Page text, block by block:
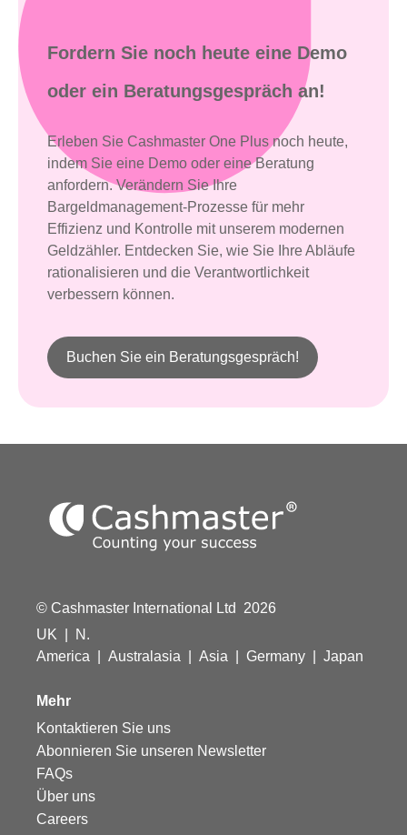
Fordern Sie noch heute eine Demo
oder ein Beratungsgespräch an!
Erleben Sie Cashmaster One Plus noch heute,
indem Sie eine Demo oder eine Beratung
anfordern. Verändern Sie Ihre
Bargeldmanagement-Prozesse für mehr
Effizienz und Kontrolle mit unserem modernen
Geldzähler. Entdecken Sie, wie Sie Ihre Abläufe
rationalisieren und die Verantwortlichkeit
verbessern können.
Buchen Sie ein Beratungsgespräch!
© Cashmaster International Ltd 2026
UK
N.
America
Australasia Asia Germany Japan
Mehr
Kontaktieren Sie uns
Abonnieren Sie unseren Newsletter
FAQs
Über uns
Careers